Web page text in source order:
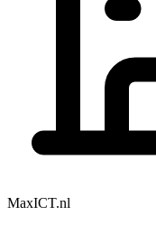
MaxICT.nl